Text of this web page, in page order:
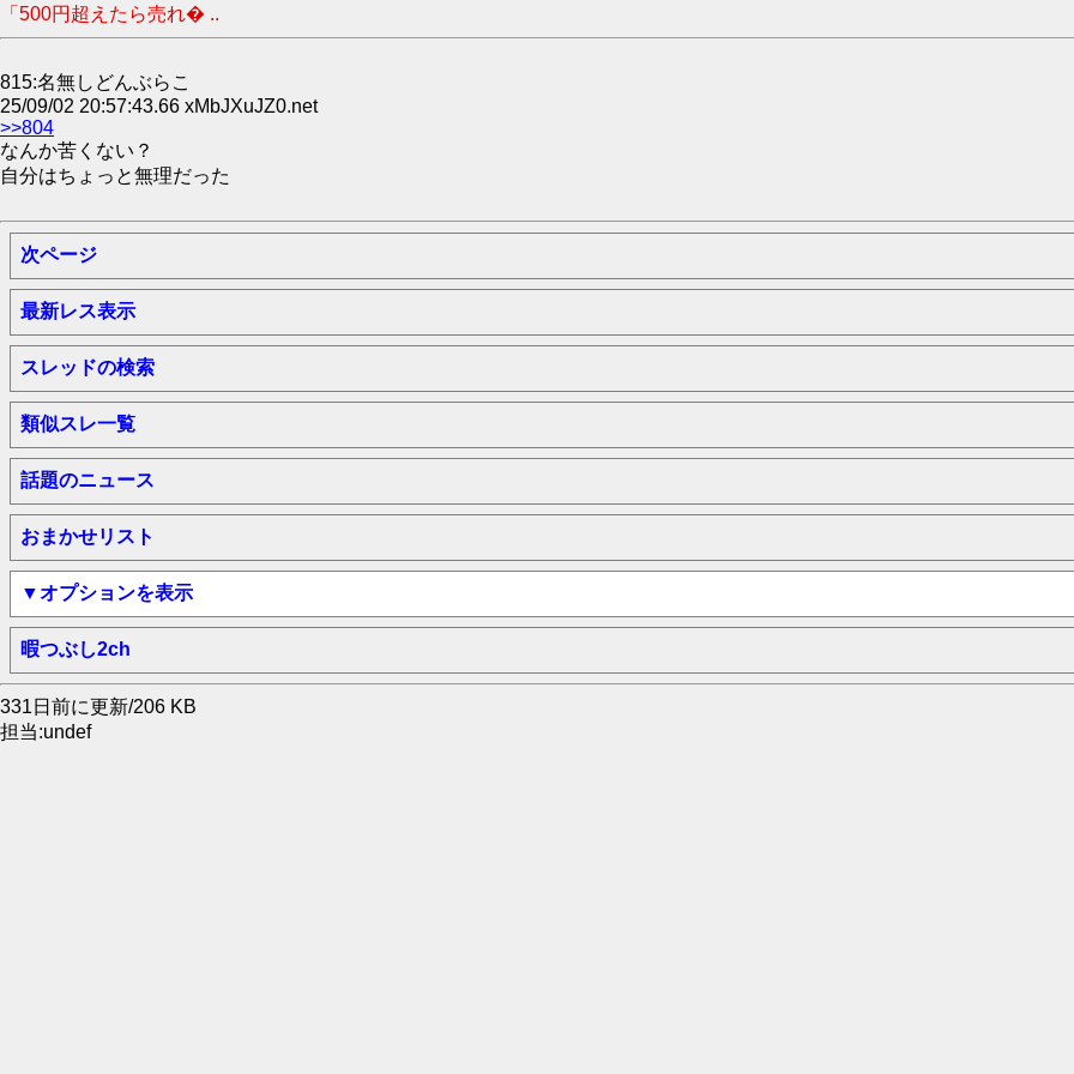
「500円超えたら売れ� ..
815:名無しどんぶらこ
25/09/02 20:57:43.66 xMbJXuJZ0.net
>>804
なんか苦くない？
自分はちょっと無理だった
次ページ
最新レス表示
スレッドの検索
類似スレ一覧
話題のニュース
おまかせリスト
▼オプションを表示
暇つぶし2ch
331日前に更新/206 KB
担当:undef